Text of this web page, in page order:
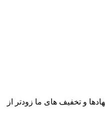
و تخفیف های ما زودتر از